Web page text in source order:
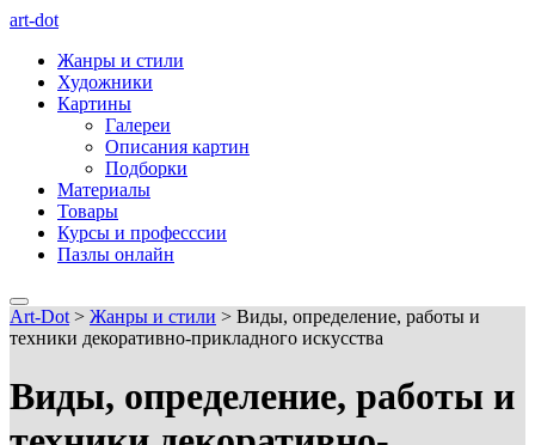
art-dot
Жанры и стили
Художники
Картины
Галереи
Описания картин
Подборки
Материалы
Товары
Курсы и професссии
Пазлы онлайн
Art-Dot > Жанры и стили > Виды, определение, работы и
техники декоративно-прикладного искусства
Виды, определение, работы и